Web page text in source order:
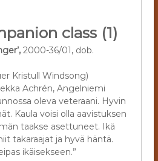
class (1)
2000-36/01, dob.
Kristull Windsong)
Achrén, Angelniemi
oleva veteraani. Hyvin
Kaula voisi olla aavistuksen
taakse asettuneet. Ikä
takaraajat ja hyvä häntä.
ikäisekseen.”